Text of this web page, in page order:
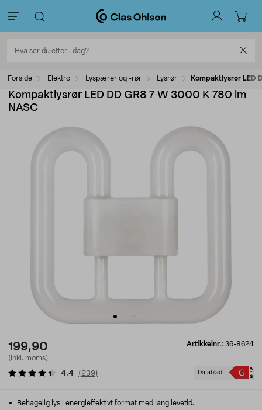
Forside Elektro Lyspærer og -rør Lysrør Kompaktlysrør LED
Kompaktlysrør LED DD GR8 7 W 3000 K 780 lm
NASC
199,90
(inkl. moms)
Artikkelnr.: 36-8624
Datablad
4.4 ( 239)
Behagelig lys i energieffektivt format med lang levetid.